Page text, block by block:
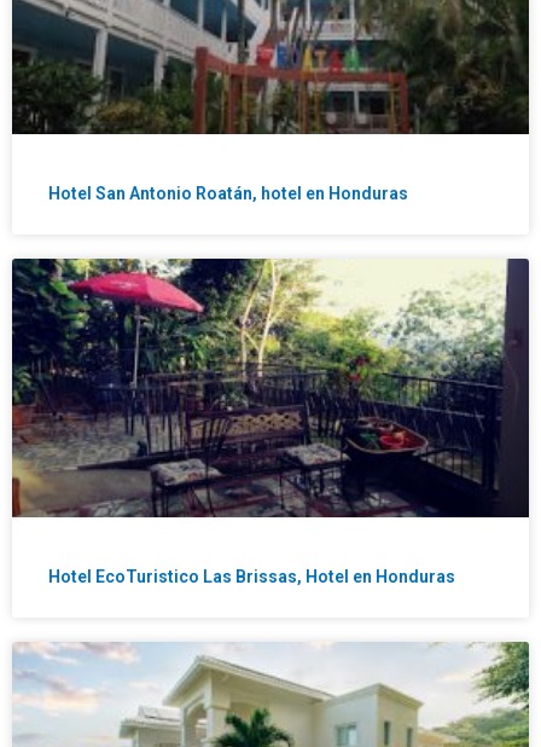
Hotel San Antonio Roatán, hotel en Honduras
Hotel EcoTuristico Las Brissas, Hotel en Honduras